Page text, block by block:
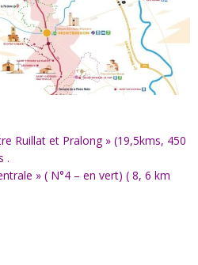
Ruillat et Pralong » (19,5kms, 450
.
» ( N°4 – en vert) ( 8, 6 km